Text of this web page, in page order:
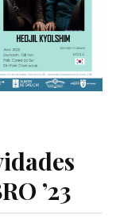
’23